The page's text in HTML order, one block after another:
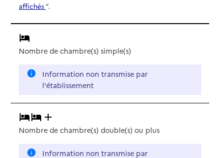
affichés”.
Nombre de chambre(s) simple(s)
Information non transmise par
l'établissement
Nombre de chambre(s) double(s)ou plus
Information non transmise par